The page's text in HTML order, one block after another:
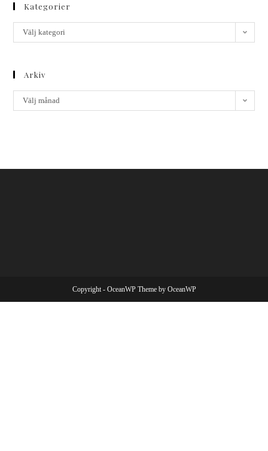
Kategorier
Välj kategori
Arkiv
Välj månad
Copyright - OceanWP Theme by OceanWP